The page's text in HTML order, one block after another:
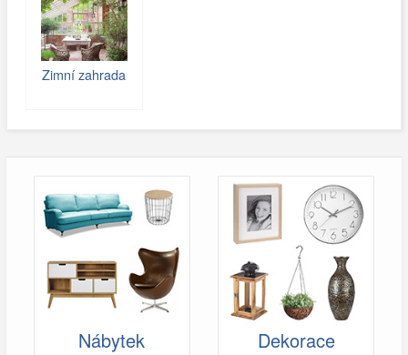
Zimní zahrada
Nábytek Dekorace